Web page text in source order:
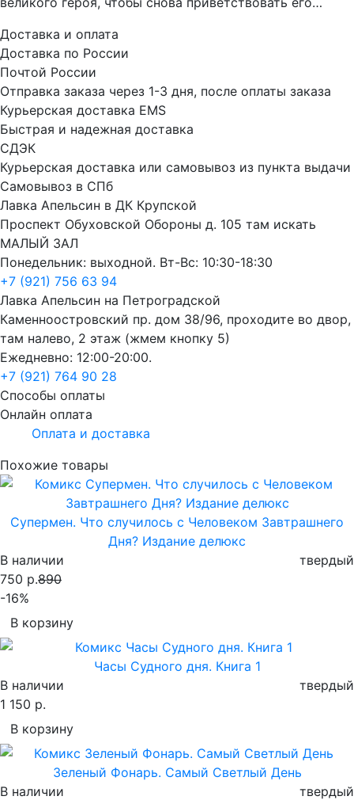
Доставка и оплата
Доставка по России
Почтой России
Отправка заказа через 1-3 дня, после оплаты заказа
Курьерская доставка EMS
Быстрая и надежная доставка
СДЭК
Курьерская доставка или самовывоз из пункта выдачи
Самовывоз в СПб
Лавка Апельсин в ДК Крупской
Проспект Обуховской Обороны д. 105 там искать
МАЛЫЙ ЗАЛ
Понедельник: выходной. Вт-Вс: 10:30-18:30
+7 (921) 756 63 94
Лавка Апельсин на Петроградской
Каменноостровский пр. дом 38/96, проходите во двор,
там налево, 2 этаж (жмем кнопку 5)
Ежедневно: 12:00-20:00.
+7 (921) 764 90 28
Способы оплаты
Онлайн оплата
Оплата и доставка
Похожие товары
Супермен. Что случилось с Человеком Завтрашнего
Дня? Издание делюкс
В наличии
твердый
750 р.890
-16%
В корзину
Часы Судного дня. Книга 1
В наличии
твердый
1 150 р.
В корзину
Зеленый Фонарь. Самый Светлый День
В наличии
твердый